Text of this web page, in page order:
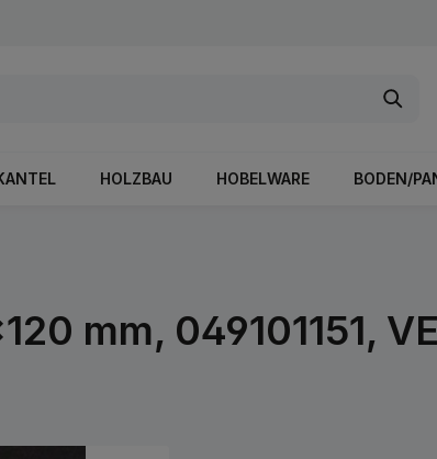
HOLZBAU HOBELWARE BODEN/
mm, 049101151,